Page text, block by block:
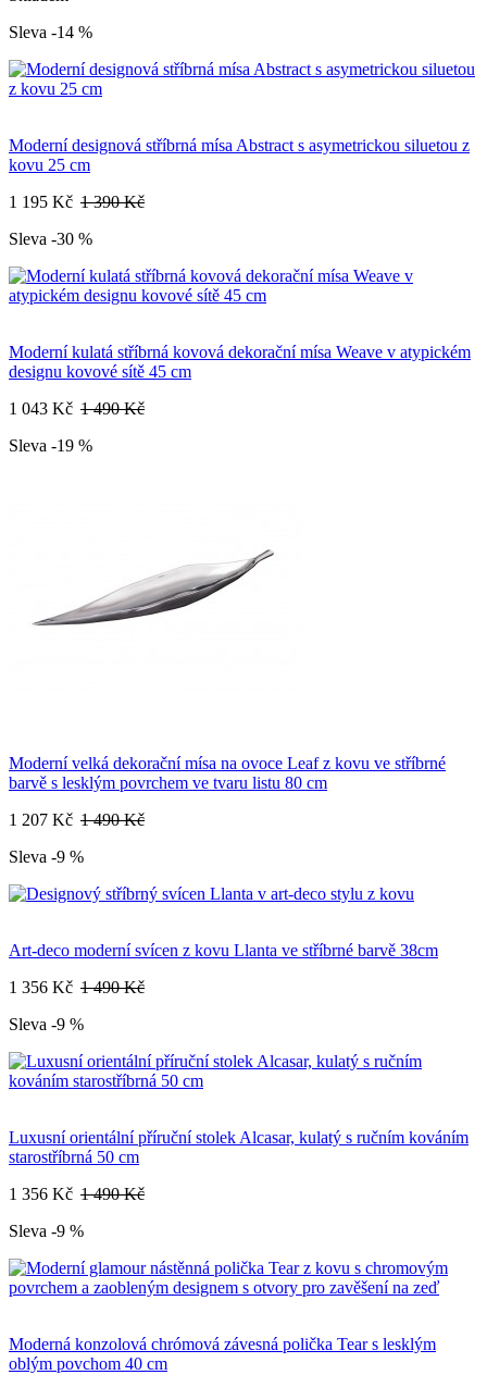
Sleva -14 %
Moderní designová stříbrná mísa Abstract s asymetrickou siluetou z
kovu 25 cm
1 195 Kč 1 390 Kč
Sleva -30 %
Moderní kulatá stříbrná kovová dekorační mísa Weave v atypickém
designu kovové sítě 45 cm
1 043 Kč 1 490 Kč
Sleva -19 %
Moderní velká dekorační mísa na ovoce Leaf z kovu ve stříbrné
barvě s lesklým povrchem ve tvaru listu 80 cm
1 207 Kč 1 490 Kč
Sleva -9 %
Art-deco moderní svícen z kovu Llanta ve stříbrné barvě 38cm
1 356 Kč 1 490 Kč
Sleva -9 %
Luxusní orientální příruční stolek Alcasar, kulatý s ručním kováním
starostříbrná 50 cm
1 356 Kč 1 490 Kč
Sleva -9 %
Moderná konzolová chrómová závesná polička Tear s lesklým
oblým povchom 40 cm